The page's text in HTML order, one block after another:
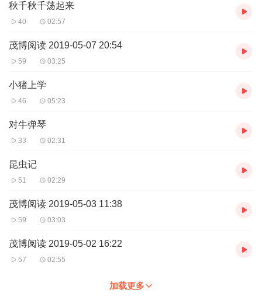
秋千秋千荡起来
40 02:57
茂博阅读 2019-05-07 20:54
59 03:25
小猪上学
46 05:23
对牛弹琴
33 02:31
昆虫记
51 02:29
茂博阅读 2019-05-03 11:38
59 03:03
茂博阅读 2019-05-02 16:22
57 02:55
加载更多